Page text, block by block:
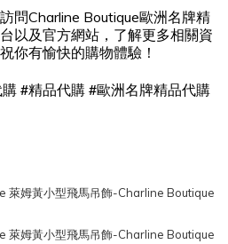
問Charline Boutique歐洲名牌精
以及官方網站，了解更多相關資
你有愉快的購物體驗！
#精品代購 #歐洲名牌精品代購